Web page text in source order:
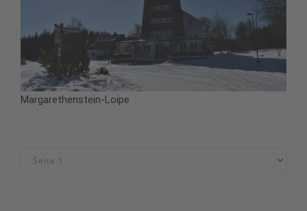
Margarethenstein-Loipe